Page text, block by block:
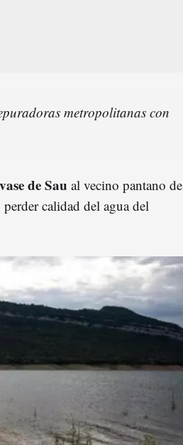
metropolitanas con
de Sau al vecino pantano de
calidad del agua del